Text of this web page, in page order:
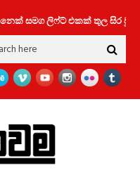
ලිෆ්ට් එකක් තුල සිර වූ කත